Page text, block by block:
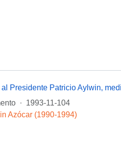
· 1993-11-104
Azócar (1990-1994)